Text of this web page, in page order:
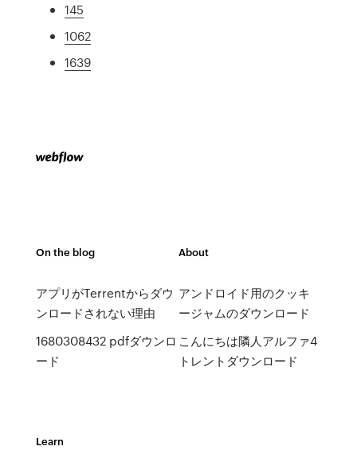
145
1062
1639
On the blog
アプリがTerrentからダウ
ンロードされない理由
1680308432 pdfダウンロ
ード
About
アンドロイド用のクッキ
ージャムのダウンロード
こんにちは隣人アルファ4
トレントダウンロード
Learn